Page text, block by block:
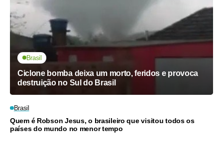
Brasil
Ciclone bomba deixa um morto, feridos e provoca
destruição no Sul do Brasil
Brasil
Quem é Robson Jesus, o brasileiro que visitou todos os
países do mundo no menor tempo